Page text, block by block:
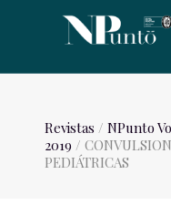
Revistas / NPunto
2019 /
PEDIÁTRICAS